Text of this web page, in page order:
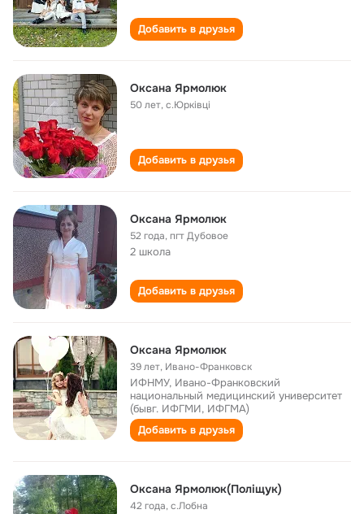
Добавить в друзья
Оксана Ярмолюк
50 лет,с.Юрківці
Добавить в друзья
Оксана Ярмолюк
52 года,пгт Дубовое
2 школа
Добавить в друзья
Оксана Ярмолюк
39 лет, Ивано-Франковск
ИФНМУ, Ивано-Франковский
национальный медицинский университет
(бывг. ИФГМИ, ИФГМА)
Добавить в друзья
Оксана Ярмолюк(Поліщук)
42 года,с.Лобна